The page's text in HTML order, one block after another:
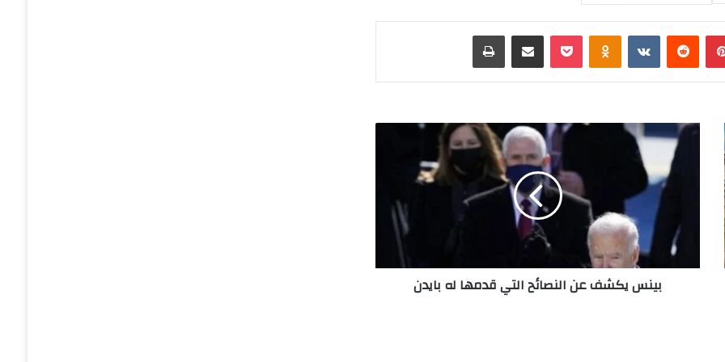
بينتيريست ‏Reddit
‏VKontakte
Odnoklassniki
‫Pocket مشاركة عبر البريد طباعة
ع
بينس يكشف عن النصائح التي قدمها له بايدن